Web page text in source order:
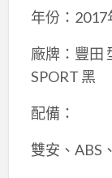
年份：2017
廠牌：豐田
SPORT 黑
配備：
雙安、ABS